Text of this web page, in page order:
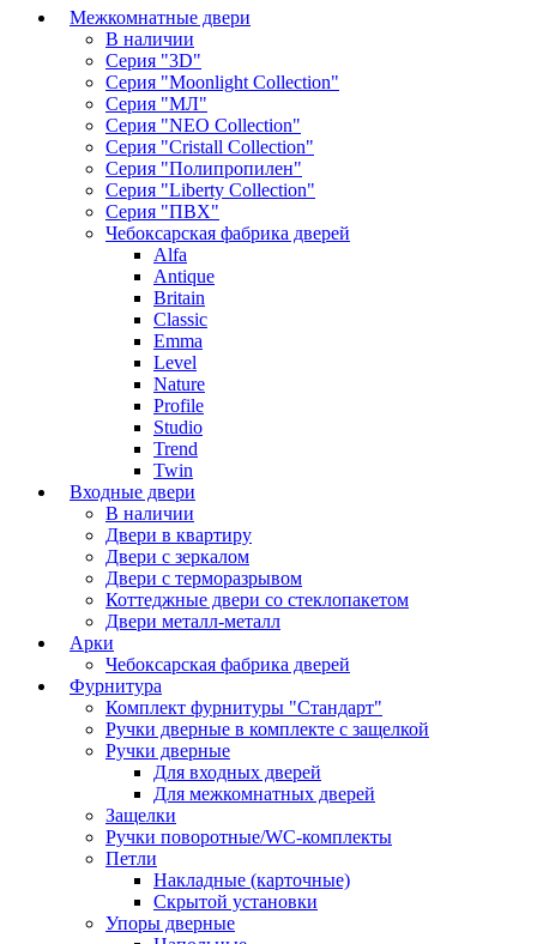
Межкомнатные двери
В наличии
Серия "3D"
Серия "Moonlight Collection"
Серия "МЛ"
Серия "NEO Collection"
Серия "Cristall Collection"
Серия "Полипропилен"
Серия "Liberty Collection"
Серия "ПВХ"
Чебоксарская фабрика дверей
Alfa
Antique
Britain
Classic
Emma
Level
Nature
Profile
Studio
Trend
Twin
Входные двери
В наличии
Двери в квартиру
Двери с зеркалом
Двери с терморазрывом
Коттеджные двери со стеклопакетом
Двери металл-металл
Арки
Чебоксарская фабрика дверей
Фурнитура
Комплект фурнитуры "Стандарт"
Ручки дверные в комплекте с защелкой
Ручки дверные
Для входных дверей
Для межкомнатных дверей
Защелки
Ручки поворотные/WC-комплекты
Петли
Накладные (карточные)
Скрытой установки
Упоры дверные